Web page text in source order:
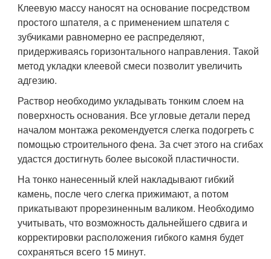
Клеевую массу наносят на основание посредством
простого шпателя, а с применением шпателя с
зубчиками равномерно ее распределяют,
придерживаясь горизонтального направления. Такой
метод укладки клеевой смеси позволит увеличить
адгезию.
Раствор необходимо укладывать тонким слоем на
поверхность основания. Все угловые детали перед
началом монтажа рекомендуется слегка подогреть с
помощью строительного фена. За счет этого на сгибах
удастся достигнуть более высокой пластичности.
На тонко нанесенный клей накладывают гибкий
камень, после чего слегка прижимают, а потом
прикатывают прорезиненным валиком. Необходимо
учитывать, что возможность дальнейшего сдвига и
корректировки расположения гибкого камня будет
сохраняться всего 15 минут.